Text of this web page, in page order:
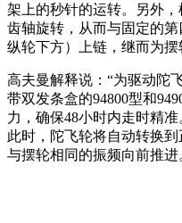
架上的秒针的运转。另外
齿轴旋转，从而与固定的
纵轮下方）上链，继而为摆
高夫曼解释说：“为驱动陀
带双发条盒的94800型和
力，确保48小时内走时精准
此时，陀飞轮将自动转换
与摆轮相同的振频向前推进